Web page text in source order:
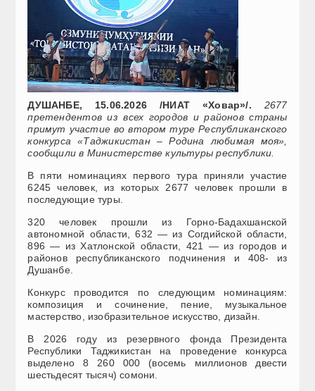
ДУШАНБЕ, 15.06.2026 /НИАТ «Ховар»/.
2677
претендентов из всех городов и районов страны
примут участие во втором туре Республиканского
конкурса «Таджикистан – Родина любимая моя»,
сообщили в Министерстве культуры республики.
В пяти номинациях первого тура приняли участие
6245 человек, из которых 2677 человек прошли в
последующие туры.
320 человек прошли из Горно-Бадахшанской
автономной области, 632 — из Согдийской области,
896 — из Хатлонской области, 421 — из городов и
районов республиканского подчинения и 408- из
Душанбе.
Конкурс проводится по следующим номинациям:
композиция и сочинение, пение, музыкальное
мастерство, изобразительное искусство, дизайн.
В 2026 году из резервного фонда Президента
Республики Таджикистан на проведение конкурса
выделено 8 260 000 (восемь миллионов двести
шестьдесят тысяч) сомони.